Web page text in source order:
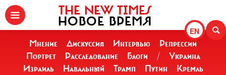
EN
THE NEW TIMES
НОВОЕ ВРЕМЯ
Мнение Дискуссия Интервью
Репрессии
Портрет
Расследование Блоги /
Украина
Израиль
Навальный Трамп Путин
Кремль